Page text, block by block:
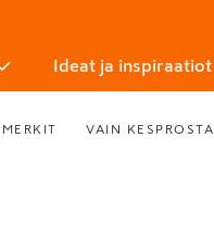
Ideat ja inspiraatiot
VAIN KESPROSTA